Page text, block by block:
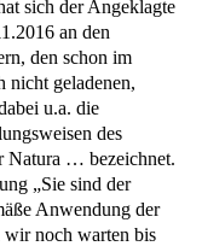
sich der Angeklagte
an den
den schon im
nicht geladenen,
u.a. die
des
Natura … bezeichnet.
„Sie sind der
Anwendung der
wir noch warten bis